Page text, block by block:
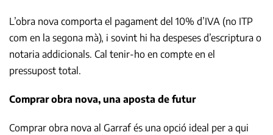
L’obra nova comporta el pagament del 10% d’IVA (no ITP
com en la segona mà), i sovint hi ha despeses d’escriptura o
notaria addicionals. Cal tenir-ho en compte en el
pressupost total.
Comprar obra nova, una aposta de futur
Comprar obra nova al Garraf és una opció ideal per a qui